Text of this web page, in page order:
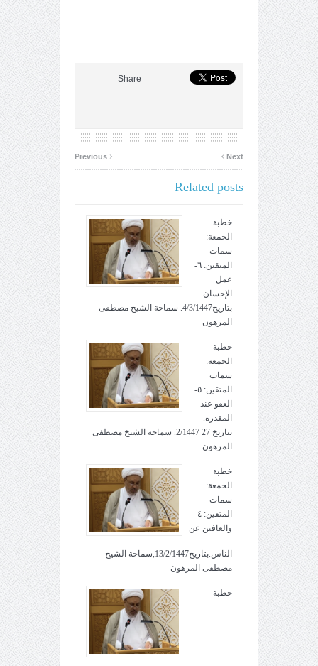
Share
‹ Next
›
Related posts
خطبة
الجمعة:
سمات
المتقين: ٦-
عمل
الإحسان
بتاريخ4/3/1447. سماحة الشيخ مصطفى
المرهون
خطبة
الجمعة:
سمات
المتقين: ٥-
العفو عند
المقدرة.
بتاريخ 27 2/1447. سماحة الشيخ مصطفى
المرهون
خطبة
الجمعة:
سمات
المتقين: ٤-
والعافين عن
الناس.بتاريخ13/2/1447,سماحة الشيخ
مصطفى المرهون
خطبة